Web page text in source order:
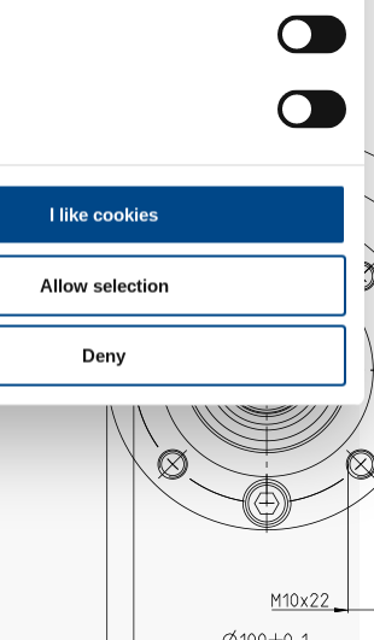
I like cookies
Allow selection
Deny